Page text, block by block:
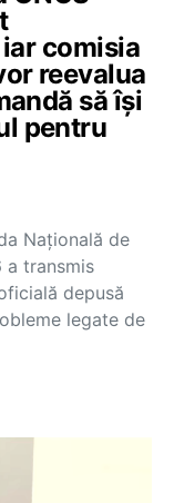
comisia
reevalua
să își
pentru
Națională de
a transmis
depusă
legate de